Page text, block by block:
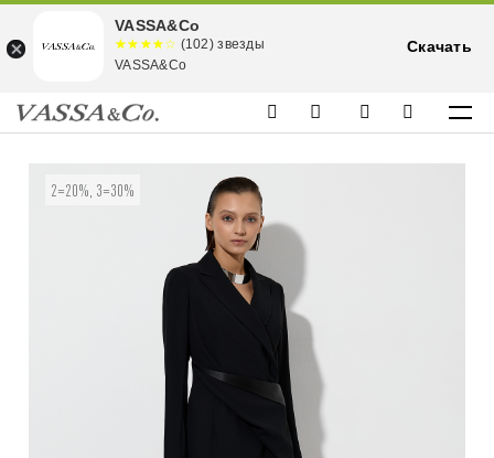
2=20%, 3=30%
VASSA&Co
☆☆☆☆☆
★★★★
★
(102) звезды
VASSA&Co
Скачать